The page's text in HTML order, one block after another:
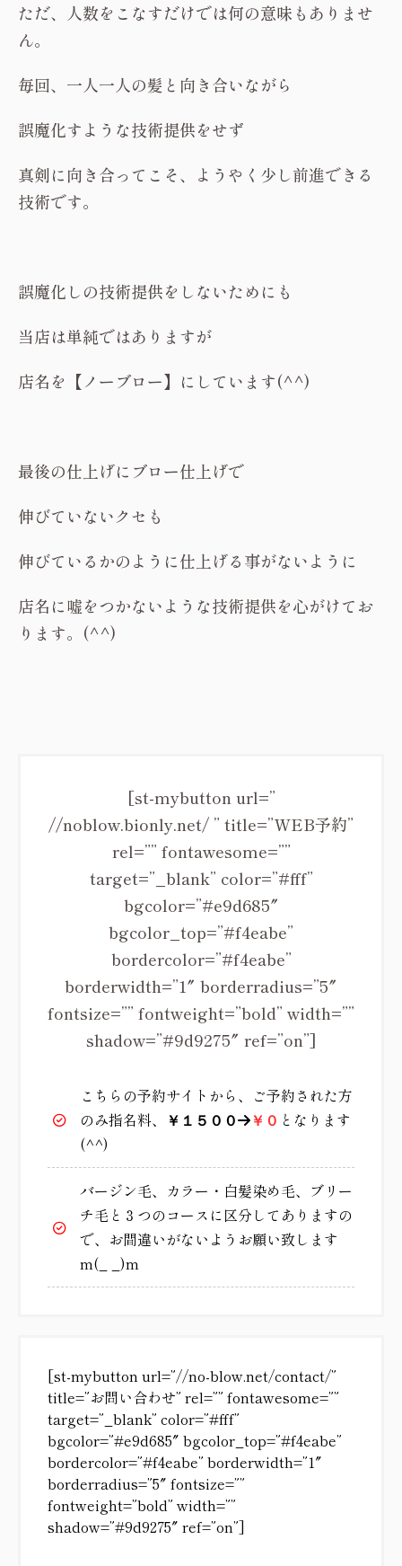
ただ、人数をこなすだけでは何の意味もありませ
ん。
毎回、一人一人の髪と向き合いながら
誤魔化すような技術提供をせず
真剣に向き合ってこそ、ようやく少し前進できる
技術です。
誤魔化しの技術提供をしないためにも
当店は単純ではありますが
店名を【ノーブロー】にしています(^^)
最後の仕上げにブロー仕上げで
伸びていないクセも
伸びているかのように仕上げる事がないように
店名に嘘をつかないような技術提供を心がけてお
ります。(^^)
[st-mybutton url=”
//noblow.bionly.net/ ” title=”WEB予約”
rel=”” fontawesome=””
target=”_blank” color=”#fff”
bgcolor=”#e9d685″
bgcolor_top=”#f4eabe”
bordercolor=”#f4eabe”
borderwidth=”1″ borderradius=”5″
fontsize=”” fontweight=”bold” width=””
shadow=”#9d9275″ ref=”on”]
こちらの予約サイトから、ご予約された方
のみ指名料、
￥１５００→￥０ となります
(^^)
バージン毛、カラー・白髪染め毛、ブリー
チ毛と３つのコースに区分してありますの
で、お間違いがないようお願い致します
m(_ _)m
[st-mybutton url=”//no-blow.net/contact/”
title=”お問い合わせ” rel=”” fontawesome=””
target=”_blank” color=”#fff”
bgcolor=”#e9d685″ bgcolor_top=”#f4eabe”
bordercolor=”#f4eabe” borderwidth=”1″
borderradius=”5″ fontsize=””
fontweight=”bold” width=””
shadow=”#9d9275″ ref=”on”]